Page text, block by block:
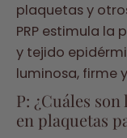
plaquetas y
PRP estimula la
y tejido
luminosa, firme
P: ¿Cuáles
en plaquetas